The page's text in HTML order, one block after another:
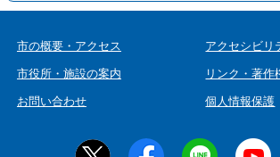
市の概要・アクセス
市役所・施設の案内
お問い合わせ
アクセシビリ
リンク・著作
個人情報保護